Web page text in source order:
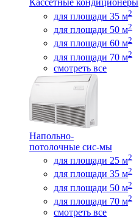
Кассетные кондиционеры
для площади 35 м2
для площади 50 м2
для площади 60 м2
для площади 70 м2
смотреть все
Напольно-
потолочные сис-мы
для площади 25 м2
для площади 35 м2
для площади 50 м2
для площади 70 м2
смотреть все